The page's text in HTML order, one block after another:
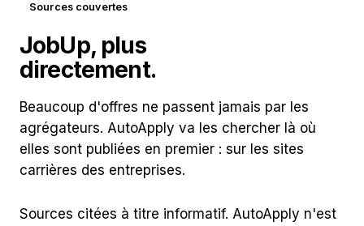
Sources couvertes
JobUp, plus
directement.
Beaucoup d'offres ne passent jamais par les
agrégateurs. AutoApply va les chercher là où
elles sont publiées en premier : sur les sites
carrières des entreprises.
Sources citées à titre informatif. AutoApply n'est